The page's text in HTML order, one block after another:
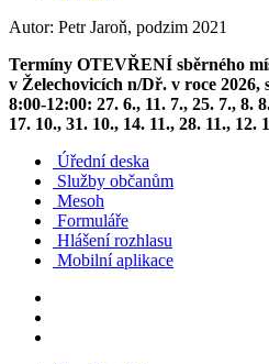
Autor: Petr Jaroň, podzim 2021
Termíny OTEVŘENÍ sběrného
v Želechovicích n/Dř. v roce 2026,
8:00-12:00: 27. 6., 11. 7., 25. 7., 8.
17. 10., 31. 10., 14. 11., 28. 11., 12.
Úřední deska
Služby občanům
Mesoh
Formuláře
Hlášení rozhlasu
Mobilní aplikace